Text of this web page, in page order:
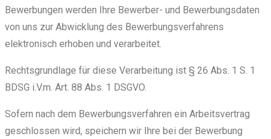
Bewerbungen werden Ihre Bewerber- und Bewerbungsdaten
von uns zur Abwicklung des Bewerbungsverfahrens
elektronisch erhoben und verarbeitet.
Rechtsgrundlage für diese Verarbeitung ist § 26 Abs. 1 S. 1
BDSG i.V.m. Art. 88 Abs. 1 DSGVO.
Sofern nach dem Bewerbungsverfahren ein Arbeitsvertrag
geschlossen wird, speichern wir Ihre bei der Bewerbung